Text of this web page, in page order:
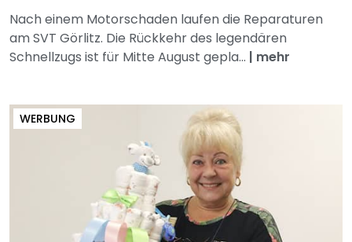
Nach einem Motorschaden laufen die Reparaturen
am SVT Görlitz. Die Rückkehr des legendären
Schnellzugs ist für Mitte August gepla... | mehr
WERBUNG